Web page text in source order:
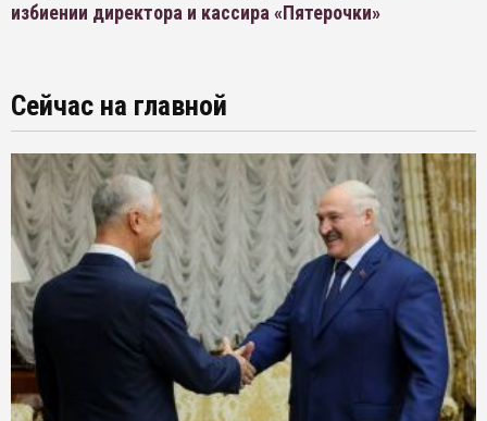
избиении директора и кассира «Пятерочки»
Сейчас на главной